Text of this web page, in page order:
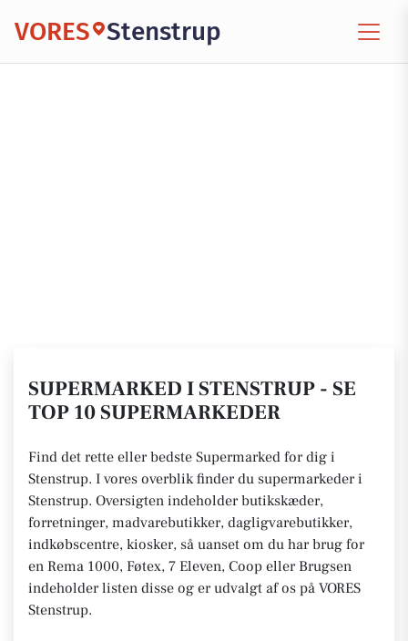
VORES Stenstrup
SUPERMARKED I STENSTRUP - SE
TOP 10 SUPERMARKEDER
Find det rette eller bedste Supermarked for dig i
Stenstrup. I vores overblik finder du supermarkeder i
Stenstrup. Oversigten indeholder butikskæder,
forretninger, madvarebutikker, dagligvarebutikker,
indkøbscentre, kiosker, så uanset om du har brug for
en Rema 1000, Føtex, 7 Eleven, Coop eller Brugsen
indeholder listen disse og er udvalgt af os på VORES
Stenstrup.